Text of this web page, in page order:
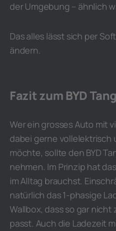
der Umgebung – ähnlich
Das alles lässt sich per
ändern.
Fazit zum BYD Tang
Wer ein grosses Auto mit
dabei gerne vollelektrisch
möchte, sollte den BYD
nehmen. Im Prinzip hat
im Alltag brauchst.
natürlich das 1-phasige
Wallbox, dass so gar nicht
passt. Auch die Ladezeit